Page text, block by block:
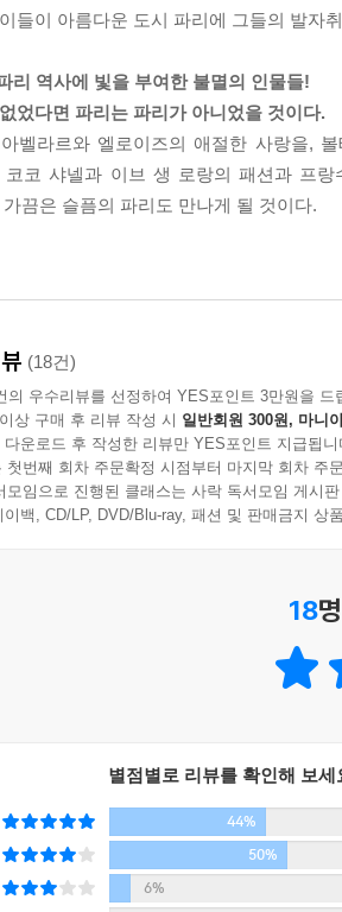
들이 아름다운 도시 파리에 그들의 발자
리 역사에 빛을 부여한 불멸의 인물들!
었다면 파리는 파리가 아니었을 것이다.
벨라르와 엘로이즈의 애절한 사랑을,
코코 샤넬과 이브 생 로랑의 패션과 프
가끔은 슬픔의 파리도 만나게 될 것이다.
(18건)
의 우수리뷰를 선정하여 YES포인트 3만원을 드
상 구매 후 리뷰 작성 시 일반회원 300원, 마니
다운로드 후 작성한 리뷰만 YES포인트 지급됩니
첫번째 회차 주문확정 시점부터 마지막 회차 주
모임으로 진행된 클래스는 사락 독서모임 게시
이백, CD/LP, DVD/Blu-ray, 패션 및 판매금지 상
18
별점별로 리뷰를 확인해 보세
44%
50%
6%